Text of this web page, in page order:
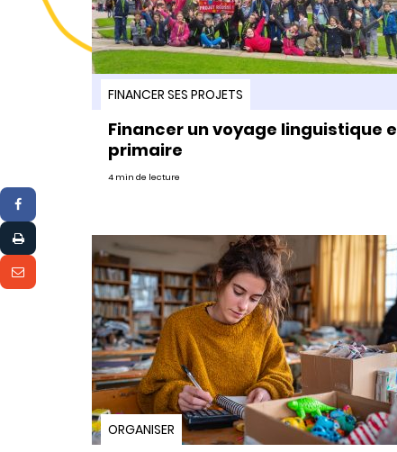
FINANCER SES PROJETS
Financer un voyage linguistique
primaire
4 min de lecture
ORGANISER